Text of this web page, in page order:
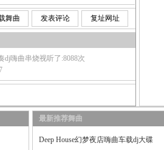
舞曲 发表评论 复址网址
dj嗨曲串烧视听了:8088次
最新推荐舞曲
Deep House幻梦夜店嗨曲车载dj大碟